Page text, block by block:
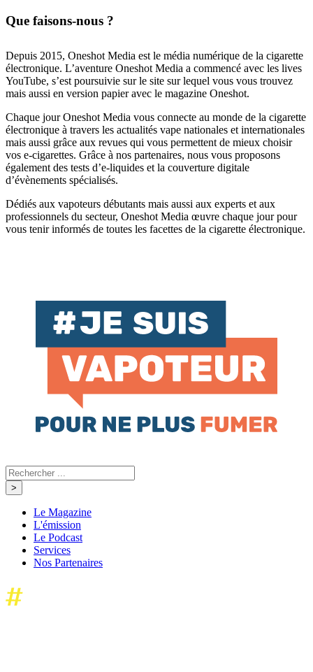
Que faisons-nous ?
Depuis 2015, Oneshot Media est le média numérique de la cigarette
électronique. L’aventure Oneshot Media a commencé avec les lives
YouTube, s’est poursuivie sur le site sur lequel vous vous trouvez
mais aussi en version papier avec le magazine Oneshot.
Chaque jour Oneshot Media vous connecte au monde de la cigarette
électronique à travers les actualités vape nationales et internationales
mais aussi grâce aux revues qui vous permettent de mieux choisir
vos e-cigarettes. Grâce à nos partenaires, nous vous proposons
également des tests d’e-liquides et la couverture digitale
d’évènements spécialisés.
Dédiés aux vapoteurs débutants mais aussi aux experts et aux
professionnels du secteur, Oneshot Media œuvre chaque jour pour
vous tenir informés de toutes les facettes de la cigarette électronique.
Le Magazine
L'émission
Le Podcast
Services
Nos Partenaires